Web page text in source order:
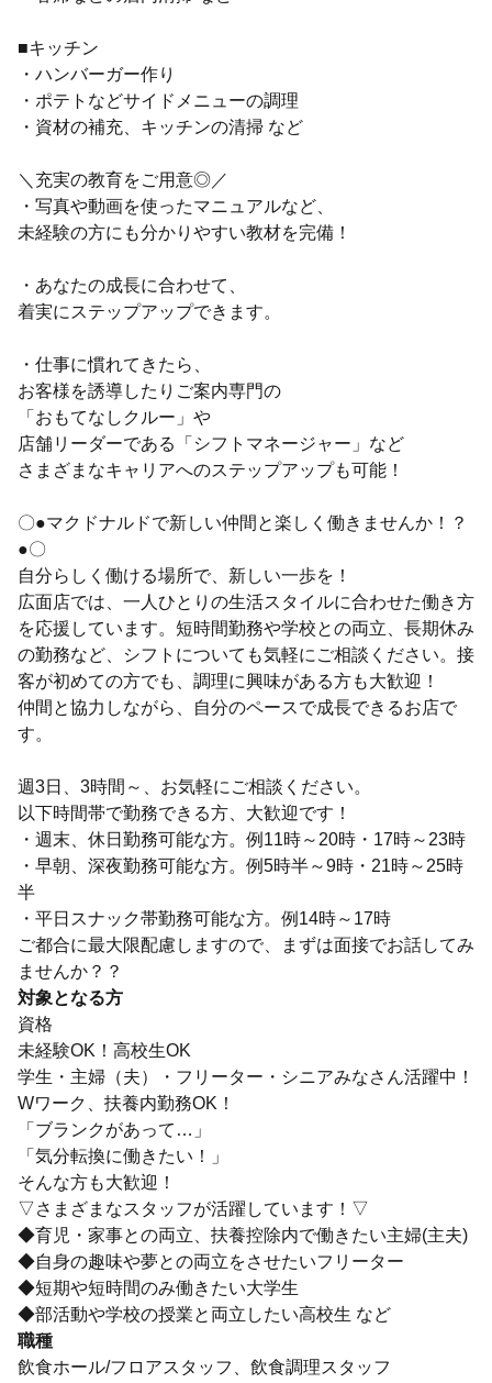
■キッチン
・ハンバーガー作り
・ポテトなどサイドメニューの調理
・資材の補充、キッチンの清掃 など
＼充実の教育をご用意◎／
・写真や動画を使ったマニュアルなど、
未経験の方にも分かりやすい教材を完備！
・あなたの成長に合わせて、
着実にステップアップできます。
・仕事に慣れてきたら、
お客様を誘導したりご案内専門の
「おもてなしクルー」や
店舗リーダーである「シフトマネージャー」など
さまざまなキャリアへのステップアップも可能！
〇●マクドナルドで新しい仲間と楽しく働きませんか！？
●〇
自分らしく働ける場所で、新しい一歩を！
広面店では、一人ひとりの生活スタイルに合わせた働き方
を応援しています。短時間勤務や学校との両立、長期休み
の勤務など、シフトについても気軽にご相談ください。接
客が初めての方でも、調理に興味がある方も大歓迎！
仲間と協力しながら、自分のペースで成長できるお店で
す。
週3日、3時間～、お気軽にご相談ください。
以下時間帯で勤務できる方、大歓迎です！
・週末、休日勤務可能な方。例11時～20時・17時～23時
・早朝、深夜勤務可能な方。例5時半～9時・21時～25時
半
・平日スナック帯勤務可能な方。例14時～17時
ご都合に最大限配慮しますので、まずは面接でお話してみ
ませんか？？
対象となる方
資格
未経験OK！高校生OK
学生・主婦（夫）・フリーター・シニアみなさん活躍中！
Wワーク、扶養内勤務OK！
「ブランクがあって…」
「気分転換に働きたい！」
そんな方も大歓迎！
▽さまざまなスタッフが活躍しています！▽
◆育児・家事との両立、扶養控除内で働きたい主婦(主夫)
◆自身の趣味や夢との両立をさせたいフリーター
◆短期や短時間のみ働きたい大学生
◆部活動や学校の授業と両立したい高校生 など
職種
飲食ホール/フロアスタッフ、飲食調理スタッフ